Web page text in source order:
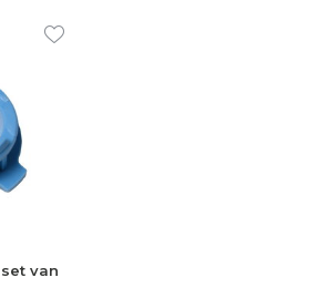
van